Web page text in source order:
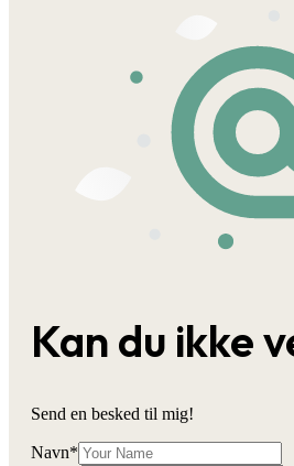
Kan du ikke
Send en besked til mig!
Navn*